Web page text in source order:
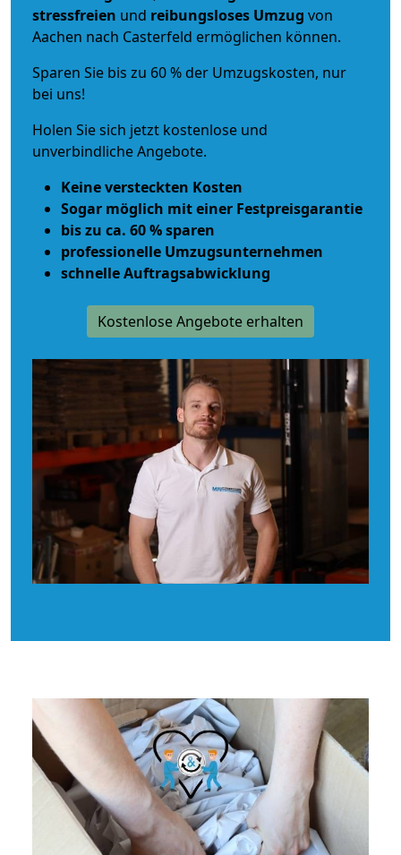
stressfreien und reibungsloses Umzug von
Aachen nach Casterfeld ermöglichen können.
Sparen Sie bis zu 60 % der Umzugskosten, nur
bei uns!
Holen Sie sich jetzt kostenlose und
unverbindliche Angebote.
Keine versteckten Kosten
Sogar möglich mit einer Festpreisgarantie
bis zu ca. 60 % sparen
professionelle Umzugsunternehmen
schnelle Auftragsabwicklung
Kostenlose Angebote erhalten